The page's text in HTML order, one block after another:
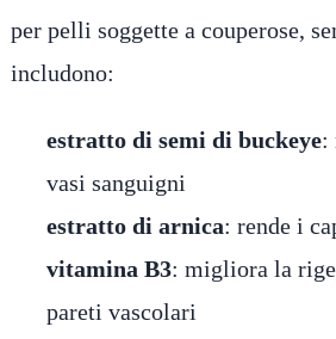
per pelli soggette a couperose,
includono:
estratto di semi di buckeye:
vasi sanguigni
estratto di arnica: rende i
vitamina B3: migliora la
pareti vascolari